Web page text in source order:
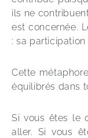
ils ne
est concernée.
: sa
Cette
équilibrés dans
Si vous êtes le
aller. Si vous